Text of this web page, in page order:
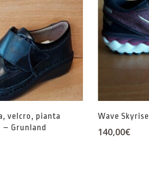
velcro, pianta
– Grunland
Wave
140,00€